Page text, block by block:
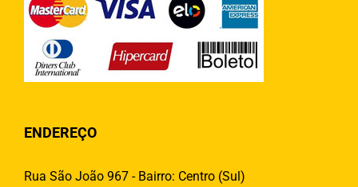
ENDEREÇO
Rua São João 967 - Bairro: Centro (Sul)